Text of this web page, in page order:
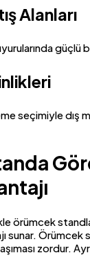
Alanları
güçlü
seçimiyle dış
örümcek
sunar. Örümcek
zordur.